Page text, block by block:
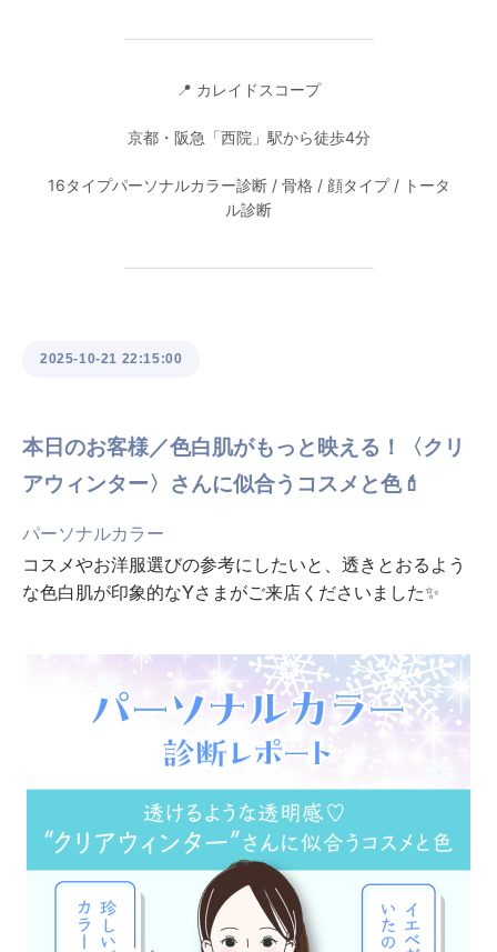
━━━━━━━━━━━━━━━
📍 カレイドスコープ
京都・阪急「西院」駅から徒歩4分
16タイプパーソナルカラー診断 / 骨格 / 顔タイプ / トータ
ル診断
━━━━━━━━━━━━━━━
2025-10-21 22:15:00
本日のお客様／色白肌がもっと映える！〈クリ
アウィンター〉さんに似合うコスメと色💄
パーソナルカラー
コスメやお洋服選びの参考にしたいと、透きとおるよう
な色白肌が印象的なYさまがご来店くださいました✨